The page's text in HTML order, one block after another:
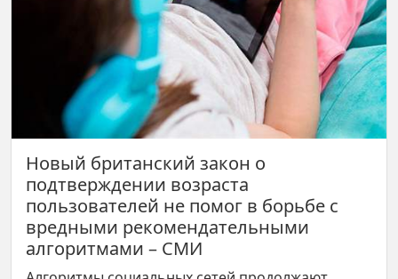
Новый британский закон о
подтверждении возраста
пользователей не помог в борьбе с
вредными рекомендательными
алгоритмами – СМИ